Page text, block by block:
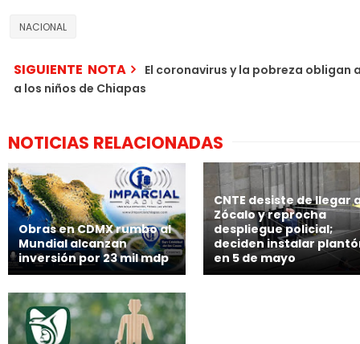
NACIONAL
SIGUIENTE NOTA
El coronavirus y la pobreza obligan
a los niños de Chiapas
NOTICIAS RELACIONADAS
Obras en CDMX rumbo al
Mundial alcanzan
inversión por 23 mil mdp
CNTE desiste de llegar
Zócalo y reprocha
despliegue policial;
deciden instalar
en 5 de mayo